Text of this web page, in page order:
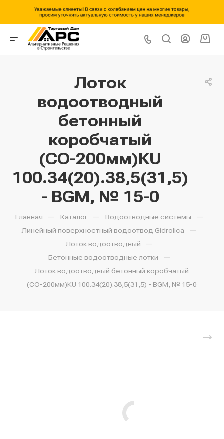
Лоток
водоотводный
бетонный
коробчатый
(СО-200мм)КU
100.34(20).38,5(31,5)
- BGМ, № 15-0
Главная — Каталог — Водоотводные системы —
Линейный поверхностный водоотвод Gidrolica —
Лоток водоотводный —
Бетонные водоотводные лотки —
Лоток водоотводный бетонный коробчатый
(СО-200мм)КU 100.34(20).38,5(31,5) - BGМ, № 15-0